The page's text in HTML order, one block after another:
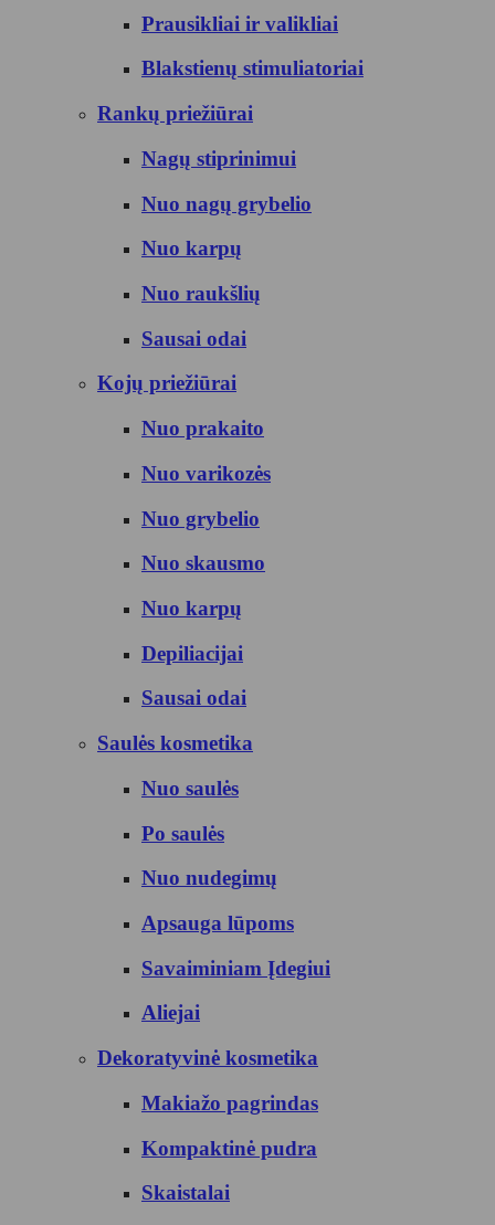
Prausikliai ir valikliai
Blakstienų stimuliatoriai
Rankų priežiūrai
Nagų stiprinimui
Nuo nagų grybelio
Nuo karpų
Nuo raukšlių
Sausai odai
Kojų priežiūrai
Nuo prakaito
Nuo varikozės
Nuo grybelio
Nuo skausmo
Nuo karpų
Depiliacijai
Sausai odai
Saulės kosmetika
Nuo saulės
Po saulės
Nuo nudegimų
Apsauga lūpoms
Savaiminiam Įdegiui
Aliejai
Dekoratyvinė kosmetika
Makiažo pagrindas
Kompaktinė pudra
Skaistalai